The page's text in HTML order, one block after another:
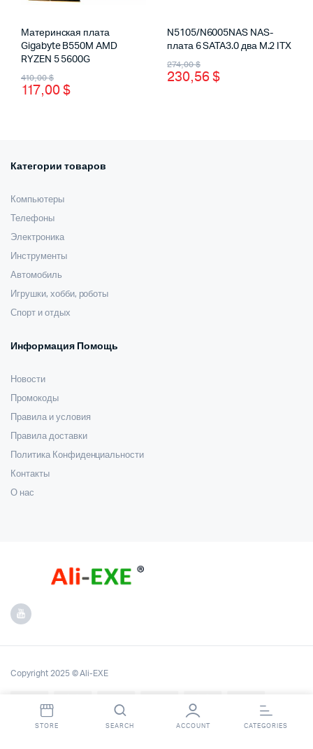
Материнская плата
Gigabyte B550M AMD
RYZEN 5 5600G
410,00$
Первоначальная
цена
117,00$
Текущая
цена:
N5105/N6005NAS NAS-
плата 6 SATA3.0 два M.2 ITX
274,00$
Первоначальная
цена
230,56$
Текущая
цена:
Категории товаров
Компьютеры
Телефоны
Электроника
Инструменты
Автомобиль
Игрушки, хобби, роботы
Спорт и отдых
Информация Помощь
Новости
Промокоды
Правила и условия
Правила доставки
Политика Конфиденциальности
Контакты
О нас
Copyright 2025 © Ali-EXE
STORE SEARCH ACCOUNT CATEGORIES